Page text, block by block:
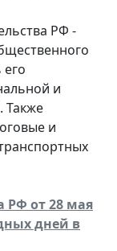
РФ -
и
Также
и
РФ от 28 мая
дней в